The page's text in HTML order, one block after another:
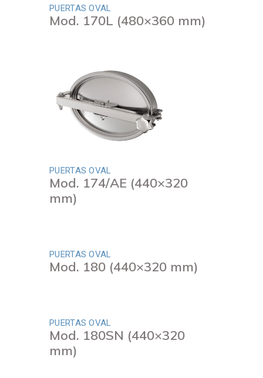
PUERTAS OVAL
Mod. 170L (480×360 mm)
PUERTAS OVAL
Mod. 174/AE (440×320
mm)
PUERTAS OVAL
Mod. 180 (440×320 mm)
PUERTAS OVAL
Mod. 180SN (440×320
mm)